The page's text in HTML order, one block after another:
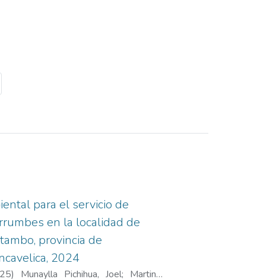
para el servicio de
en la localidad de
provincia de
2024
) Munaylla Pichihua, Joel; Martinez